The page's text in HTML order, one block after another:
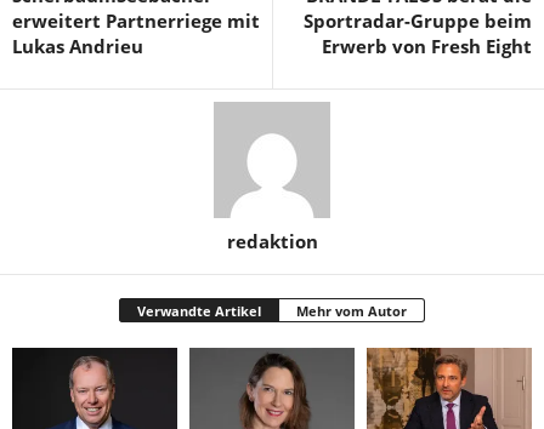
erweitert Partnerriege mit
Lukas Andrieu
Sportradar-Gruppe beim
Erwerb von Fresh Eight
redaktion
Verwandte Artikel Mehr vom Autor